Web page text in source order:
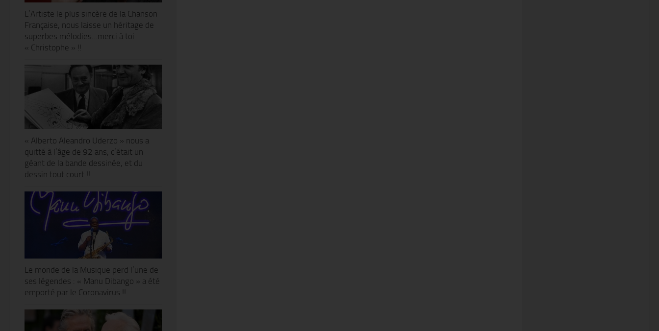
L’Artiste le plus sincère de la Chanson
Française, nous laisse un héritage de
superbes mélodies…merci à toi
« Christophe » !!
« Alberto Aleandro Uderzo » nous a
quitté à l’âge de 92 ans, c’était un
géant de la bande dessinée, et du
dessin tout court !!
Le monde de la Musique perd l’une de
ses légendes : « Manu Dibango » a été
emporté par le Coronavirus !!